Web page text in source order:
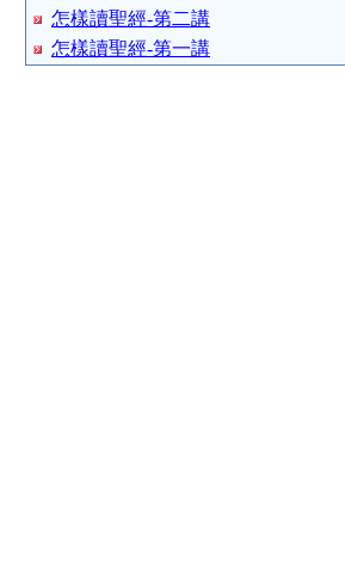
怎樣讀聖經-第二講
怎樣讀聖經-第一講